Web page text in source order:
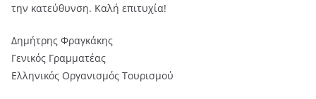
την κατεύθυνση. Καλή επιτυχία!
Δημήτρης Φραγκάκης
Γενικός Γραμματέας
Ελληνικός Οργανισμός Τουρισμού